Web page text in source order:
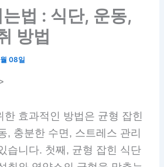
법 : 식단, 운동,
방법
08일
한 효과적인 방법은 균형 잡힌
, 충분한 수면, 스트레스 관리
습니다. 첫째, 균형 잡힌 식단